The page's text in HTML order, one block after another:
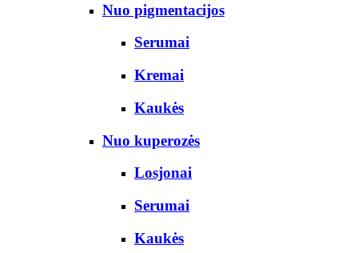
Nuo pigmentacijos
Serumai
Kremai
Kaukės
Nuo kuperozės
Losjonai
Serumai
Kaukės